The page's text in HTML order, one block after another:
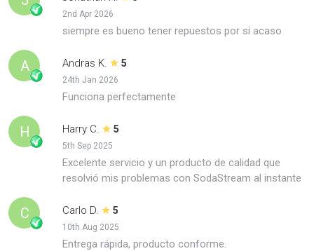
2nd Apr 2026
siempre es bueno tener repuestos por si acaso
A Andras K. 5
24th Jan 2026
Funciona perfectamente
H Harry C. 5
5th Sep 2025
Excelente servicio y un producto de calidad que
resolvió mis problemas con SodaStream al instante
C Carlo D. 5
10th Aug 2025
Entrega rápida, producto conforme.